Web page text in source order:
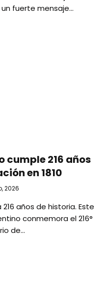
fuerte mensaje…
cumple 216 años
en 1810
2026
años de historia. Este
conmemora el 216°
de…